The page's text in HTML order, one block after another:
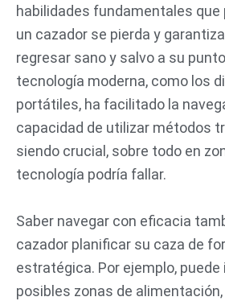
habilidades fundamentales que
un cazador se pierda y
regresar sano y salvo a su
tecnología moderna, como los
portátiles, ha facilitado la
capacidad de utilizar métodos
siendo crucial, sobre todo en
tecnología podría fallar.
Saber navegar con eficacia
cazador planificar su caza de
estratégica. Por ejemplo,
posibles zonas de